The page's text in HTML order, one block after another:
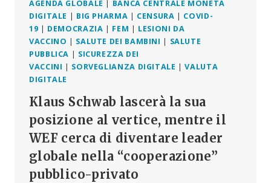
AGENDA GLOBALE | BANCA CENTRALE MONETA
DIGITALE | BIG PHARMA | CENSURA | COVID-
19 | DEMOCRAZIA | FEM | LESIONI DA
VACCINO | SALUTE DEI BAMBINI | SALUTE
PUBBLICA | SICUREZZA DEI
VACCINI | SORVEGLIANZA DIGITALE |VALUTA
DIGITALE
Klaus Schwab lascerà la sua
posizione al vertice, mentre il
WEF cerca di diventare leader
globale nella “cooperazione”
pubblico-privato